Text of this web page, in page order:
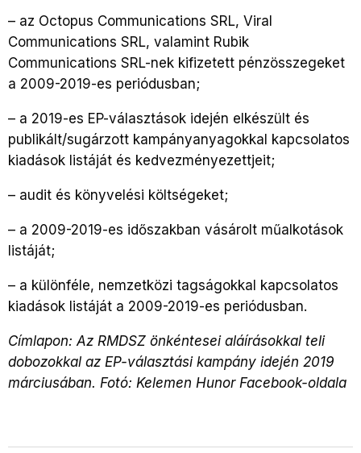
– az Octopus Communications SRL, Viral
Communications SRL, valamint Rubik
Communications SRL-nek kifizetett pénzösszegeket
a 2009-2019-es periódusban;
– a 2019-es EP-választások idején elkészült és
publikált/sugárzott kampányanyagokkal kapcsolatos
kiadások listáját és kedvezményezettjeit;
– audit és könyvelési költségeket;
– a 2009-2019-es időszakban vásárolt műalkotások
listáját;
– a különféle, nemzetközi tagságokkal kapcsolatos
kiadások listáját a 2009-2019-es periódusban.
Címlapon: Az RMDSZ önkéntesei aláírásokkal teli
dobozokkal az EP-választási kampány idején 2019
márciusában. Fotó: Kelemen Hunor Facebook-oldala